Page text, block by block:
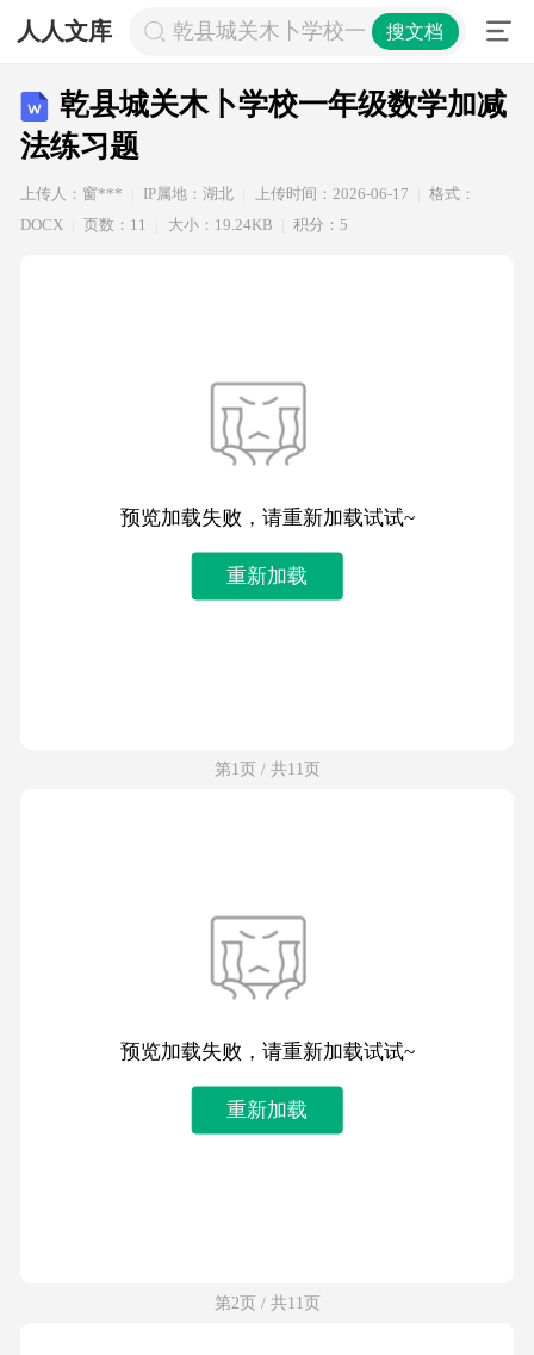
人人文库 乾县城关木卜学校一年级数学加减法
搜文档
乾县城关木卜学校一年级数学加减
法练习题
上传人：窗*** IP属地：湖北 上传时间：2026-06-17
格式：
DOCX
页数：11 大小：19.24KB 积分：5
预览加载失败，请重新加载试试~
重新加载
第1页 / 共11页
预览加载失败，请重新加载试试~
重新加载
第2页 / 共11页